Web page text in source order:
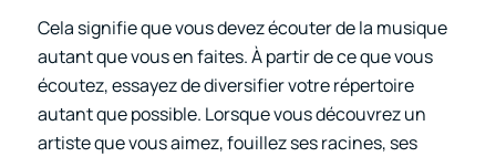
Cela signifie que vous devez écouter de la musique
autant que vous en faites. À partir de ce que vous
écoutez, essayez de diversifier votre répertoire
autant que possible. Lorsque vous découvrez un
artiste que vous aimez, fouillez ses racines, ses